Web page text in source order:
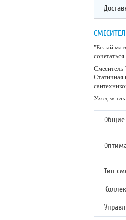
"Белый
Смеситель
Статичная
Уход за
Общие
Тип